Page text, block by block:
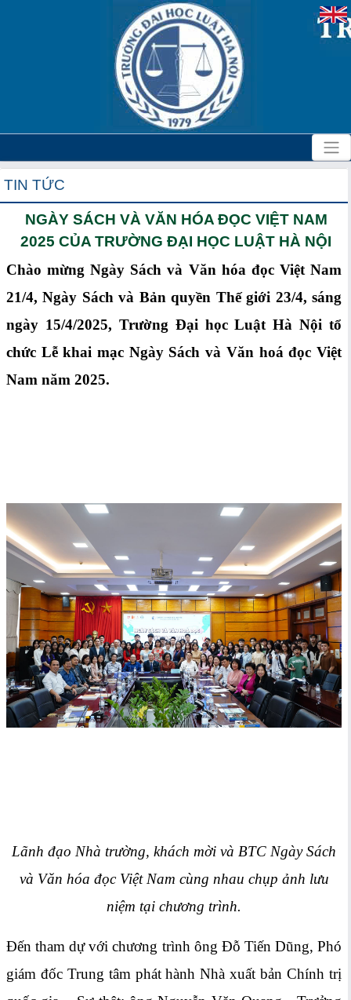
TIN TỨC
NGÀY SÁCH VÀ VĂN HÓA ĐỌC VIỆT NAM
2025 CỦA TRƯỜNG ĐẠI HỌC LUẬT HÀ NỘI
Chào mừng Ngày Sách và Văn hóa đọc Việt Nam
21/4, Ngày Sách và Bản quyền Thế giới 23/4, sáng
ngày 15/4/2025, Trường Đại học Luật Hà Nội tổ
chức Lễ khai mạc Ngày Sách và Văn hoá đọc Việt
Nam năm 2025.
Lãnh đạo Nhà trường, khách mời và BTC Ngày Sách
và Văn hóa đọc Việt Nam cùng nhau chụp ảnh lưu
niệm tại chương trình.
Đến tham dự với chương trình ông Đỗ Tiến Dũng, Phó
giám đốc Trung tâm phát hành Nhà xuất bản Chính trị